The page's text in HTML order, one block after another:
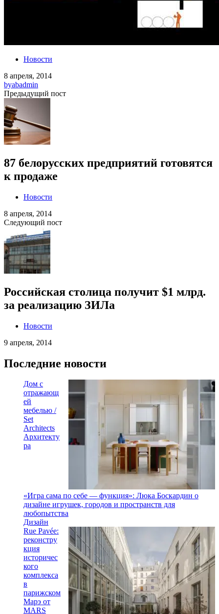
Новости
8 апреля, 2014
byabadmin
Предыдущий пост
87 белорусских предприятий готовятся
к продаже
Новости
8 апреля, 2014
Следующий пост
Российская столица получит $1 млрд.
за реализацию ЗИЛа
Новости
9 апреля, 2014
Последние новости
Дом с
отражающ
ей
мебелью /
Set
Architects
Архитекту
ра
«Игра сама по себе — функция»: Люка Боскардин о
дизайне игрушек, городов и пространств для
любопытства
Дизайн
Rue Pavée:
реконстру
кция
историчес
кого
комплекса
в
парижском
Марэ от
MARS